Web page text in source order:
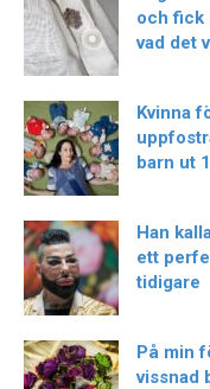
och fick
vad det
Kvinna
barn ut
Han
ett
tidigare
På min
vissnad